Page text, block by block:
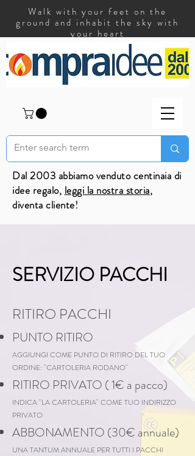
Walk with your feet on the
ground and inhabit the sky with
your heart
Dal 2003 abbiamo venduto centinaia di
idee regalo, leggi la nostra storia,
diventa cliente!
SERVIZIO PACCHI
RITIRO PACCHI
PUNTO RITIRO
AGGIUNGI COME PUNTO DI RITIRO DEL TUO
ORDINE: ''CARTOLERIA RODANO''​
RITIRO PRIVATO ( 1€ a pacco)
INDICA ''LA CARTOLERIA'' COME TUO INDIRIZZO
PRIVATO​
ABBONAMENTO (30€ annuale)
UNA TANTUM ANNUALE PER TUTTI I PACCHI